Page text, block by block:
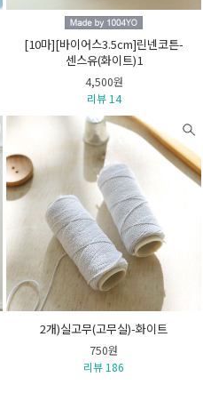
[10마][바이어스3.5cm]린넨코튼-
센스유(화이트)1
4,500원
리뷰 14
2개)실고무(고무실)-화이트
750원
리뷰 186